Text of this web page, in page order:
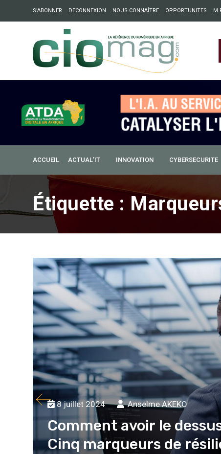
S’ABONNER DECONNEXION NOUS CONNAÎTRE OPPORTUNITES M
: Partech Shaker lance Chapter54 pour créer des ponts
ACCUEIL ACTUAL’IT INNOVATION CYBERSECURITE
Étiquette :
8 juillet 2024 Anselme AKEKO
Comment avoir le
Cinq marqueurs de